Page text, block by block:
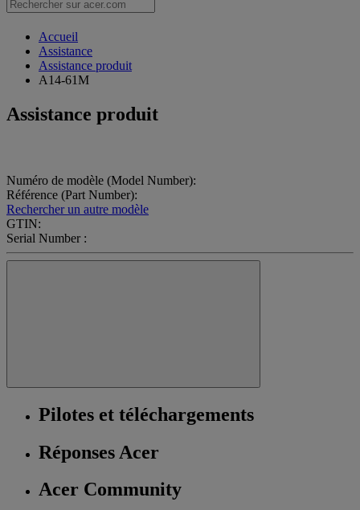
Accueil
Assistance
Assistance produit
A14-61M
Assistance produit
Numéro de modèle (Model Number):
Référence (Part Number):
Rechercher un autre modèle
GTIN:
Serial Number :
Pilotes et téléchargements
Réponses Acer
Acer Community